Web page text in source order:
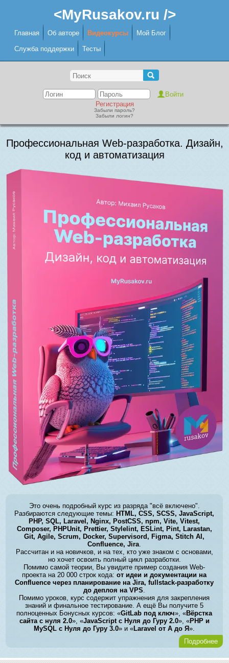
<MyRusakov.ru />
Главная Об авторе Видеокурсы Мой Блог
Служба поддержки Тесты
Регистрация
Забыли пароль?
Забыли логин?
Профессиональная Web-разработка. Дизайн,
код и автоматизация
Это очень подробный курс из разряда "всё включено".
Разбираются следующие темы: HTML, CSS, SCSS, JavaScript,
PHP, SQL, Laravel, Nginx, PostCSS, npm, Vite, Vitest,
Composer, PHPUnit, Prettier, Stylelint, ESLint, Pint, Larastan,
Git, Agile, Scrum, Docker, Supervisord, Figma, Stitch AI,
Confluence, Jira.
Рассчитан и на новичков, и на тех, кто уже знаком с основами,
но хочет освоить полный цикл разработки.
Помимо самой теории, Вы увидите пример создания Web-
проекта на 20 000 строк кода:от идеи и документации на
Confluence через планирование на Jira, fullstack-разработку
до деплоя на VPS.
Помимо уроков, курс содержит упражнения для закрепления
знаний и финальное тестирование. А ещё Вы получите 5
полноценных Бонусных курсов: «GitLab под ключ», «Вёрстка
сайта с нуля 2.0», «JavaScript с Нуля до Гуру 2.0», «PHP и
MySQL с Нуля до Гуру 3.0» и «Laravel от А до Я».
Подробнее